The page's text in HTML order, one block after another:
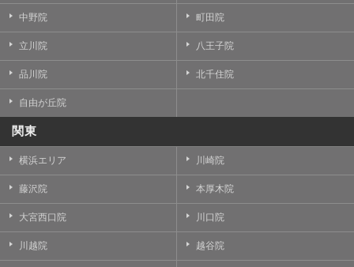
中野院 町田院
立川院 八王子院
品川院 北千住院
自由が丘院
関東
横浜エリア 川崎院
藤沢院 本厚木院
大宮西口院 川口院
川越院 越谷院